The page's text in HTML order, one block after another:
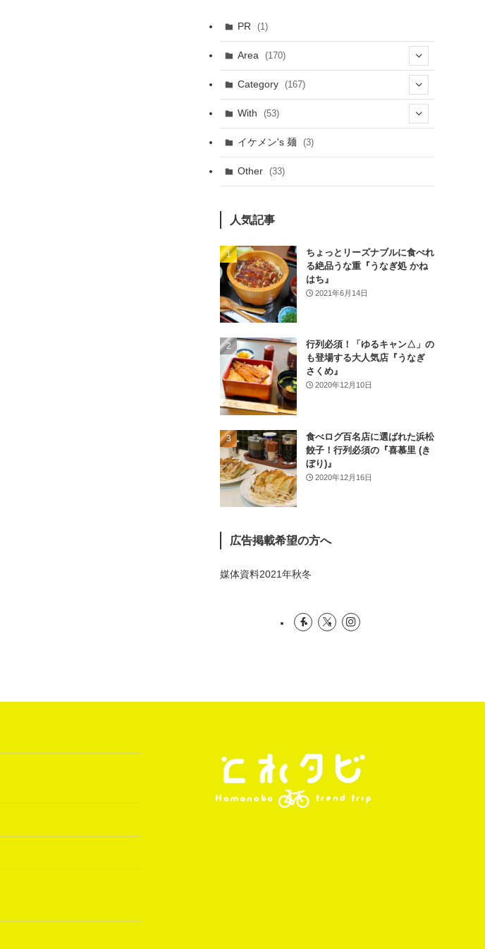
PR (1)
Area (170)
(1)
(6)
(11)
(1)
(3)
(26)
(46)
(1)
Category (167)
(114)
With (53)
(15)
(43)
(31)
(49)
イケメン's 麺 (3)
Other (33)
人気記事
ちょっとリーズナブルに食べれ
る絶品うな重『うなぎ処 かね
はち』
2021年6月14日
行列必須！「ゆるキャン△」の
も登場する大人気店『うなぎ
さくめ』
2020年12月10日
食べログ百名店に選ばれた浜松
餃子！行列必須の『喜慕里 (き
ぼり)』
2020年12月16日
広告掲載希望の方へ
媒体資料2021年秋冬